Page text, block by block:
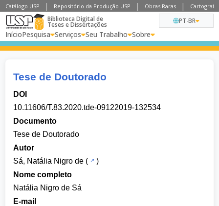
Catálogo USP Repositório da Produção USP Obras Raras
Biblioteca Digital de
Teses e Dissertações
InícioPesquisa Serviços Seu Trabalho Sobre
PT-BR
Tese de Doutorado
DOI
10.11606/T.83.2020.tde-09122019-132534
Documento
Tese de Doutorado
Autor
Sá, Natália Nigro de (
)
Nome completo
Natália Nigro de Sá
E-mail